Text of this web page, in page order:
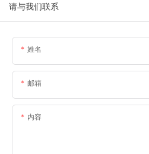
请与我们联系
姓名
邮箱
内容